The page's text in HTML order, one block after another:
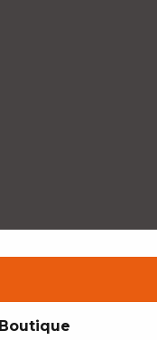
Boutique